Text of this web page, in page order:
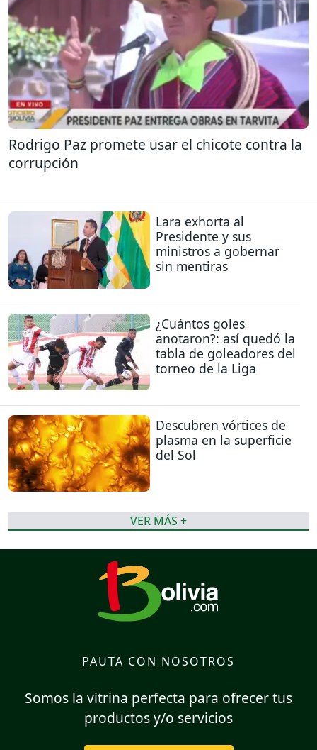
Rodrigo Paz promete usar el chicote contra la
corrupción
Lara exhorta al
Presidente y sus
ministros a gobernar
sin mentiras
¿Cuántos goles
anotaron?: así quedó la
tabla de goleadores del
torneo de la Liga
Descubren vórtices de
plasma en la superficie
del Sol
VER MÁS +
PAUTA CON NOSOTROS
Somos la vitrina perfecta para ofrecer tus
productos y/o servicios